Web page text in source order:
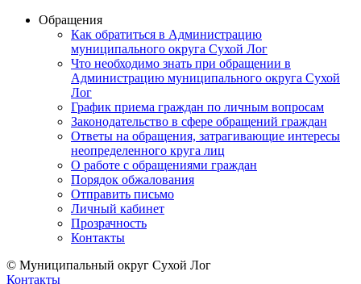
Обращения
Как обратиться в Администрацию
муниципального округа Сухой Лог
Что необходимо знать при обращении в
Администрацию муниципального округа Сухой
Лог
График приема граждан по личным вопросам
Законодательство в сфере обращений граждан
Ответы на обращения, затрагивающие интересы
неопределенного круга лиц
О работе с обращениями граждан
Порядок обжалования
Отправить письмо
Личный кабинет
Прозрачность
Контакты
© Муниципальный округ Сухой Лог
Контакты